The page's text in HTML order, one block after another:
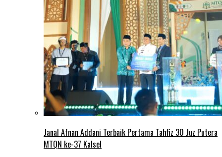
Janal Afnan Addani Terbaik Pertama Tahfiz 30 Juz Putera
MTQN ke-37 Kalsel